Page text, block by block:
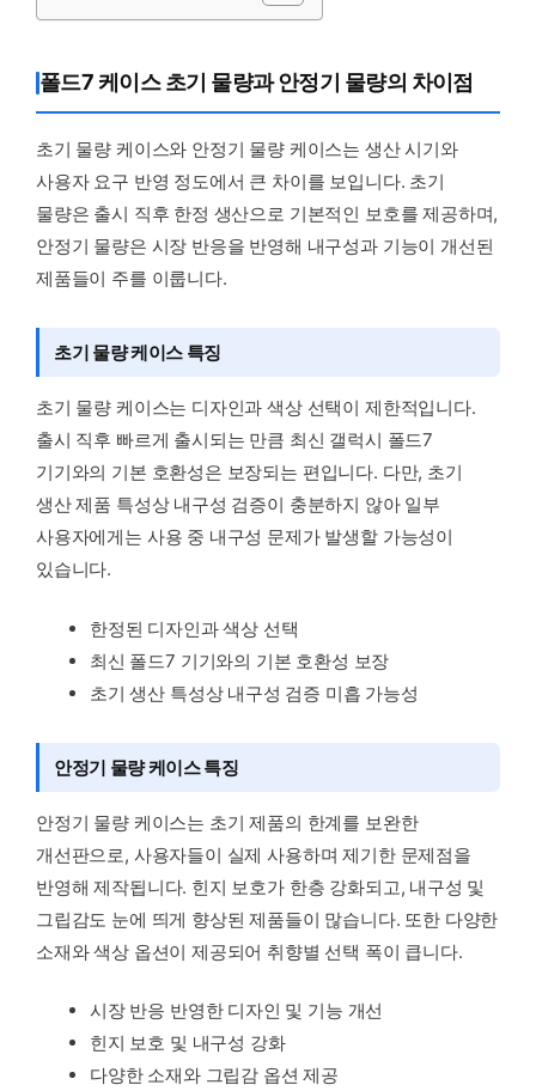
폴드7 케이스 초기 물량과 안정기 물량의 차이점
초기 물량 케이스와 안정기 물량 케이스는 생산 시기와
사용자 요구 반영 정도에서 큰 차이를 보입니다. 초기
물량은 출시 직후 한정 생산으로 기본적인 보호를 제공하며,
안정기 물량은 시장 반응을 반영해 내구성과 기능이 개선된
제품들이 주를 이룹니다.
초기 물량 케이스 특징
초기 물량 케이스는 디자인과 색상 선택이 제한적입니다.
출시 직후 빠르게 출시되는 만큼 최신 갤럭시 폴드7
기기와의 기본 호환성은 보장되는 편입니다. 다만, 초기
생산 제품 특성상 내구성 검증이 충분하지 않아 일부
사용자에게는 사용 중 내구성 문제가 발생할 가능성이
있습니다.
한정된 디자인과 색상 선택
최신 폴드7 기기와의 기본 호환성 보장
초기 생산 특성상 내구성 검증 미흡 가능성
안정기 물량 케이스 특징
안정기 물량 케이스는 초기 제품의 한계를 보완한
개선판으로, 사용자들이 실제 사용하며 제기한 문제점을
반영해 제작됩니다. 힌지 보호가 한층 강화되고, 내구성 및
그립감도 눈에 띄게 향상된 제품들이 많습니다. 또한 다양한
소재와 색상 옵션이 제공되어 취향별 선택 폭이 큽니다.
시장 반응 반영한 디자인 및 기능 개선
힌지 보호 및 내구성 강화
다양한 소재와 그립감 옵션 제공